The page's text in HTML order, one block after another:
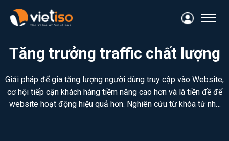
Tăng trưởng traffic chất lượng
Giải pháp để gia tăng lượng người dùng truy cập vào Website,
cơ hội tiếp cận khách hàng tiềm năng cao hơn và là tiền đề để
website hoạt động hiệu quả hơn. Nghiên cứu từ khóa từ nhu